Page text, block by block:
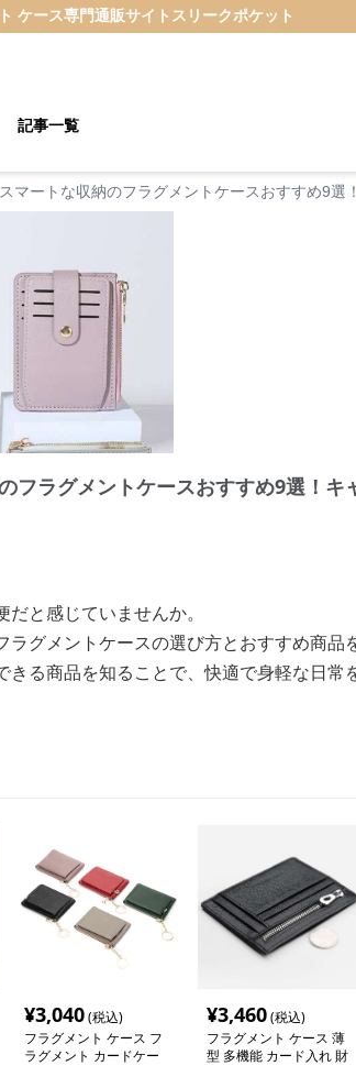
ケース専門通販サイト スリークポケット
記事一覧
マートな収納のフラグメントケースおすすめ9選
フラグメントケースおすすめ9選！キ
と感じていませんか。
グメントケースの選び方とおすすめ商品
る商品を知ることで、快適で身軽な日常
¥3,040(税込)
フラグメント ケース フ
ラグメント カードケー
¥3,460(税込)
フラグメント ケース 薄
型 多機能 カード入れ 財